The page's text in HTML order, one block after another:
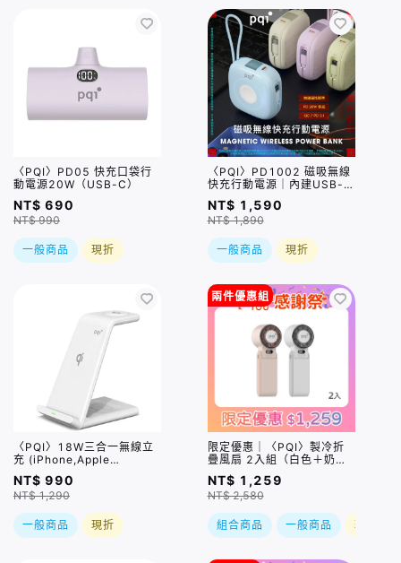
〈PQI〉PD05 快充口袋行
動電源20W（USB-C）
NT$ 690
NT$ 990
一般商品 現折
〈PQI〉PD1002 磁吸無線
快充行動電源｜內建USB-C
充電線
NT$ 1,590
NT$ 1,890
一般商品 現折
〈PQI〉18W三合一無線立
充 (iPhone,Apple
Watch,AiroPds適用)
NT$ 990
NT$ 1,290
一般商品 現折
兩件優惠組
限定優惠｜〈PQI〉製冷折
疊風扇 2入組（白色＋奶茶
色）（CYKE-659）
NT$ 1,259
NT$ 2,580
組合商品 一般商品 現折